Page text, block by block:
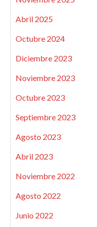
Abril 2025
Octubre 2024
Diciembre 2023
Noviembre 2023
Octubre 2023
Septiembre 2023
Agosto 2023
Abril 2023
Noviembre 2022
Agosto 2022
Junio 2022